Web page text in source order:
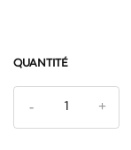
QUANTITÉ